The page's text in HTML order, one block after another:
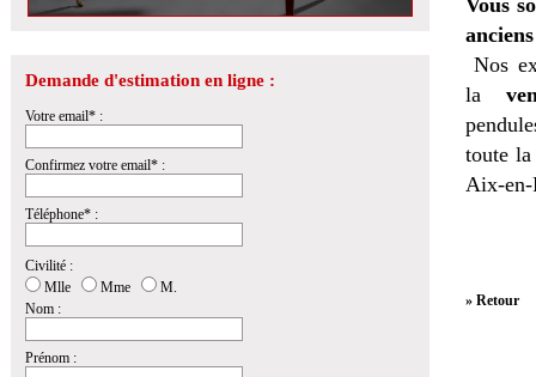
Demande d'estimation en ligne :
Votre email* :
Confirmez votre email* :
Téléphone* :
Civilité :
Mlle
Mme
M.
Nom :
Prénom :
Vous
Nos
la
toute
Aix-en-
» Retour